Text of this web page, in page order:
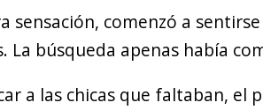
sensación, comenzó a
búsqueda apenas había
a las chicas que faltaban, el